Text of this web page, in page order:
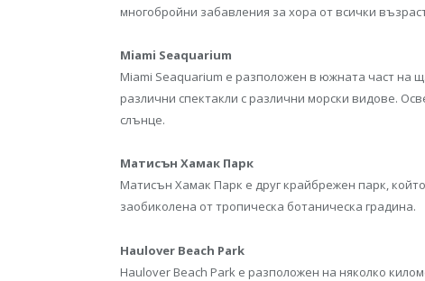
многобройни забавления за хора от всички
Miami Seaquarium
Miami Seaquarium е разположен в южната част на
различни спектакли с различни морски видове.
слънце.
Матисън Хамак Парк
Матисън Хамак Парк е друг крайбрежен парк,
заобиколена от тропическа ботаническа градина.
Haulover Beach Park
Haulover Beach Park е разположен на няколко